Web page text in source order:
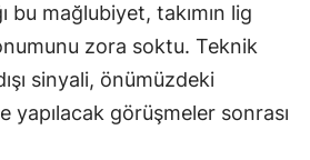
bu mağlubiyet, takımın lig
zora soktu. Teknik
sinyali, önümüzdeki
yapılacak görüşmeler sonrası